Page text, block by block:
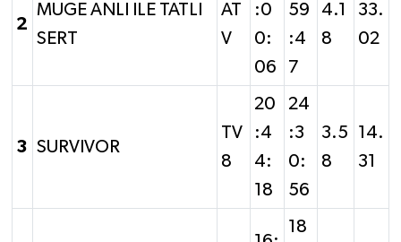
2
MUGE ANLI ILE TATLI
SERT
AT
V
:0
0:
06
59
:4
7
4.1
8
33.
02
3 SURVIVOR
TV
8
20
:4
4:
18
24
:3
0:
56
3.5
8
14.
31
18